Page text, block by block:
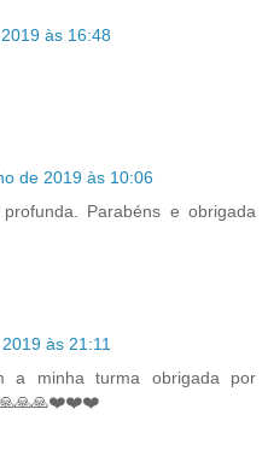
às 16:48
de 2019 às 10:06
Parabéns e obrigada
às 21:11
a minha turma obrigada por
🙏🙏🙏❤️❤️❤️